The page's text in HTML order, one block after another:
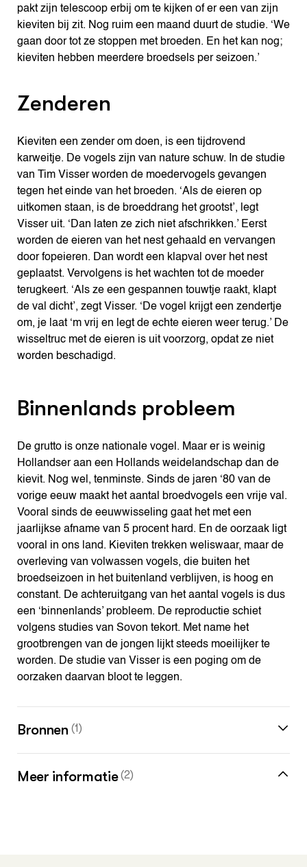
pakt zijn telescoop erbij om te kijken of er een van zijn
kieviten bij zit. Nog ruim een maand duurt de studie. ‘We
gaan door tot ze stoppen met broeden. En het kan nog;
kieviten hebben meerdere broedsels per seizoen.’
Zenderen
Kieviten een zender om doen, is een tijdrovend
karweitje. De vogels zijn van nature schuw. In de studie
van Tim Visser worden de moedervogels gevangen
tegen het einde van het broeden. ‘Als de eieren op
uitkomen staan, is de broeddrang het grootst’, legt
Visser uit. ‘Dan laten ze zich niet afschrikken.’ Eerst
worden de eieren van het nest gehaald en vervangen
door fopeieren. Dan wordt een klapval over het nest
geplaatst. Vervolgens is het wachten tot de moeder
terugkeert. ‘Als ze een gespannen touwtje raakt, klapt
de val dicht’, zegt Visser. ‘De vogel krijgt een zendertje
om, je laat ‘m vrij en legt de echte eieren weer terug.’ De
wisseltruc met de eieren is uit voorzorg, opdat ze niet
worden beschadigd.
Binnenlands probleem
De grutto is onze nationale vogel. Maar er is weinig
Hollandser aan een Hollands weidelandschap dan de
kievit. Nog wel, tenminste. Sinds de jaren ‘80 van de
vorige eeuw maakt het aantal broedvogels een vrije val.
Vooral sinds de eeuwwisseling gaat het met een
jaarlijkse afname van 5 procent hard. En de oorzaak ligt
vooral in ons land. Kieviten trekken weliswaar, maar de
overleving van volwassen vogels, die buiten het
broedseizoen in het buitenland verblijven, is hoog en
constant. De achteruitgang van het aantal vogels is dus
een ‘binnenlands’ probleem. De reproductie schiet
volgens studies van Sovon tekort. Met name het
grootbrengen van de jongen lijkt steeds moeilijker te
worden. De studie van Visser is een poging om de
oorzaken daarvan bloot te leggen.
Bronnen (1)
Meer informatie (2)